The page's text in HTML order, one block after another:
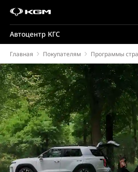
Автоцентр КГС
Главная Покупателям Программы